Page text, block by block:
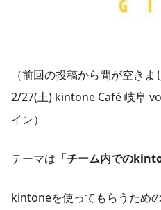
（前回の投稿から間が空きま
2/27(土) kintone Café 岐阜
イン）
テーマは 「チーム内での
kintoneを使ってもらうため